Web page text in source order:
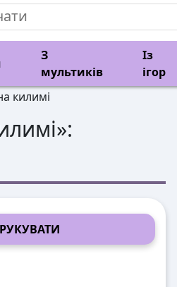
З
мультиків
Із
ігор
килимі
»: